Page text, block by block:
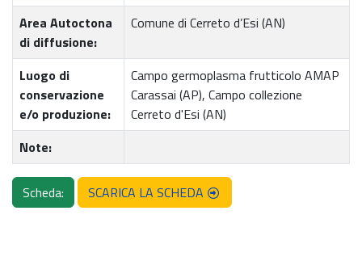
Area Autoctona
di diffusione:
Comune di Cerreto d’Esi (AN)
Luogo di
conservazione
e/o produzione:
Campo germoplasma frutticolo AMAP
Carassai (AP), Campo collezione
Cerreto d'Esi (AN)
Note:
Scheda: SCARICA LA SCHEDA